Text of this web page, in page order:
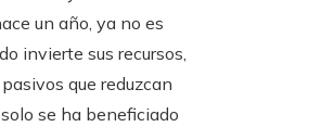
un año, ya no es
invierte sus recursos,
que reduzcan
se ha beneficiado